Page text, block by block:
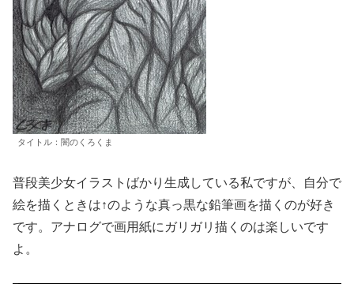
タイトル：闇のくろくま
普段美少女イラストばかり生成している私ですが、自分で
絵を描くときは↑のような真っ黒な鉛筆画を描くのが好き
です。アナログで画用紙にガリガリ描くのは楽しいです
よ。